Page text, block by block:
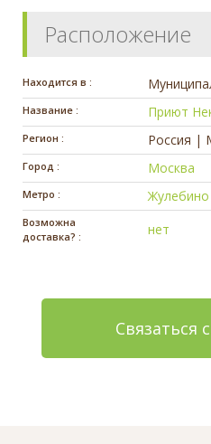
Расположение
Находится в :
Название : Приют
Регион : Россия |
Город : Москва
Метро : Жулебино
Возможна
доставка? :
нет
Связаться